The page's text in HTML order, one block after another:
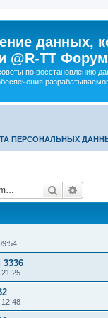
данных,
@R-TT Форум
по восстановлению
ПЕРСОНАЛЬНЫХ
Search
3336